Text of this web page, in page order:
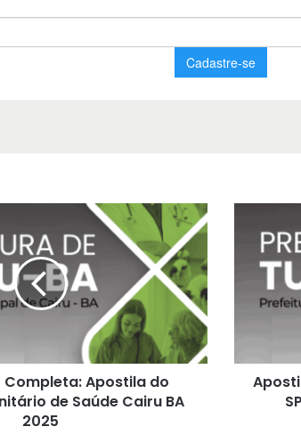
Apostila do
de Saúde Cairu BA
2025
Professor
História
2025:
Conteúdos